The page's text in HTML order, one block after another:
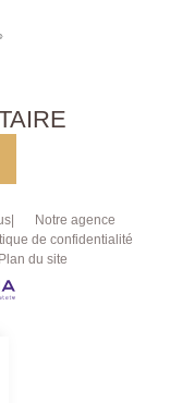
Notre agence
de confidentialité
Plan du site